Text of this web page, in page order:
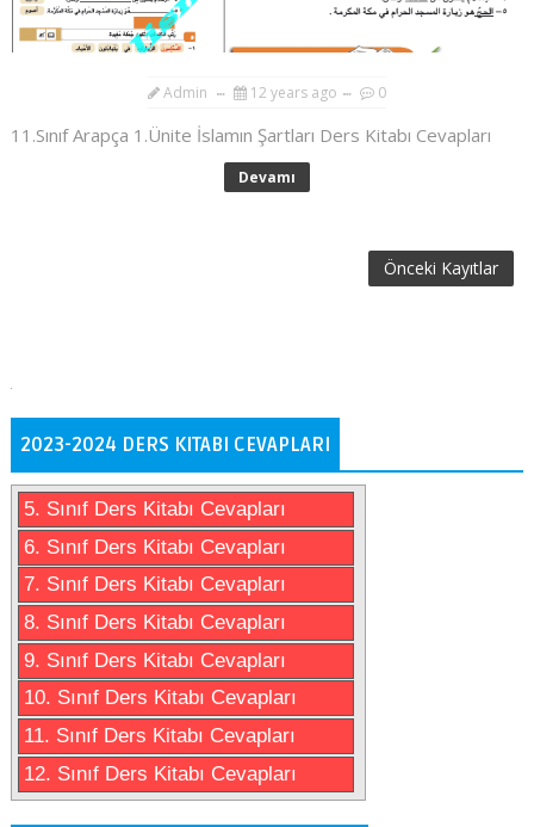
Admin 12 years ago 0
11.Sınıf Arapça 1.Ünite İslamın Şartları Ders Kitabı Cevapları
Devamı
Önceki Kayıtlar
2023-2024 DERS KITABI CEVAPLARI
5. Sınıf Ders Kitabı Cevapları
6. Sınıf Ders Kitabı Cevapları
7. Sınıf Ders Kitabı Cevapları
8. Sınıf Ders Kitabı Cevapları
9. Sınıf Ders Kitabı Cevapları
10. Sınıf Ders Kitabı Cevapları
11. Sınıf Ders Kitabı Cevapları
12. Sınıf Ders Kitabı Cevapları